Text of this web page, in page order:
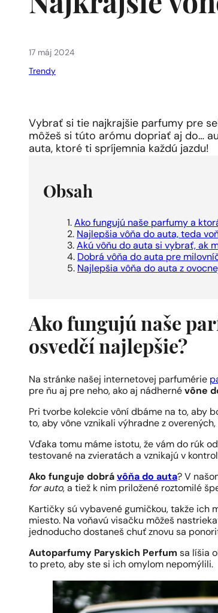
Najkrajšie
17 máj 2024
Trendy
Vybrať si tie najkrajšie parfumy pre
môžeš si túto arómu dopriať aj do…
auta, ktoré ti spríjemnia každú jazdu!
Obsah
Ako fungujú naše parfumy a
Najlepšia vôňa do auta, teda
Akú vôňu do auta si vybrať, ak
Dobrá vôňa do auta pre
Najlepšia vôňa do auta z
Ako fungujú naše
osvedčí najlepšie?
Na stránke našej internetovej parfumérie
pre ňu aj pre neho, ako aj nádherné vône
Pri tvorbe kolekcie vôní dbáme na to, aby
to, aby vône vznikali výhradne z
Vďaka tomu máme istotu, že vám do rúk
testované na zvieratách a vznikajú v
Ako funguje dobrá vôňa do auta? V
for auto, a tiež k nim priložené roztomilé
Kartičky sú vybavené gumičkou, takže ich
miesto. Na voňavú visačku môžeš
jednoducho dostaneš chuť znovu sa
Autoparfumy Paryskich Perfum sa líšia
to preto, aby ste si ich omylom nepomýlili.